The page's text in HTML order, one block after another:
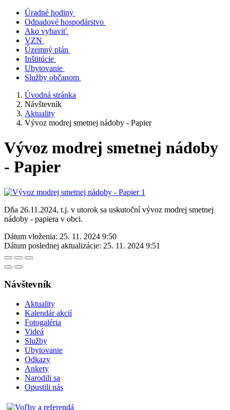
Úradné hodiny
Odpadové hospodárstvo
Ako vybaviť
VZN
Územný plán
Inštitúcie
Ubytovanie
Služby občanom
Úvodná stránka
Návštevník
Aktuality
Vývoz modrej smetnej nádoby - Papier
Vývoz modrej smetnej nádoby
- Papier
Dňa 26.11.2024, t.j. v utorok sa uskutoční vývoz modrej smetnej
nádoby - papiera v obci.
Dátum vloženia: 25. 11. 2024 9:50
Dátum poslednej aktualizácie: 25. 11. 2024 9:51
Návštevník
Aktuality
Kalendár akcií
Fotogaléria
Videá
Služby
Ubytovanie
Odkazy
Ankety
Narodili sa
Opustili nás